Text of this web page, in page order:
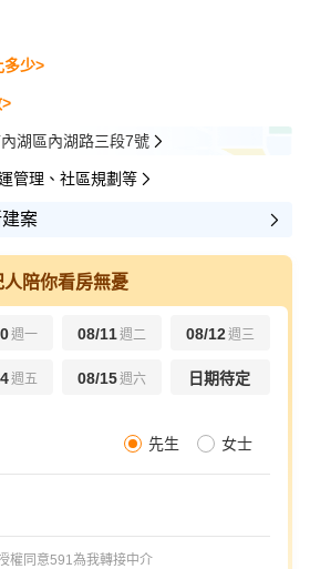
多少>
湖區內湖路三段7號
管理、社區規劃等
案
陪你看房無憂
週一 08/11週二 08/12週三
週五 08/15週六 日期待定
先生 女士
權同意591為我轉接中介